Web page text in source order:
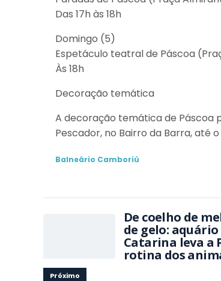
Das 17h às 18h
Domingo (5)
Espetáculo teatral de Páscoa
Às 18h
Decoração temática
A decoração temática de Páscoa
Pescador, no Bairro da Barra, até
Balneário Camboriú
De coelho de
de gelo: aquário
Catarina leva a
rotina dos
Próximo